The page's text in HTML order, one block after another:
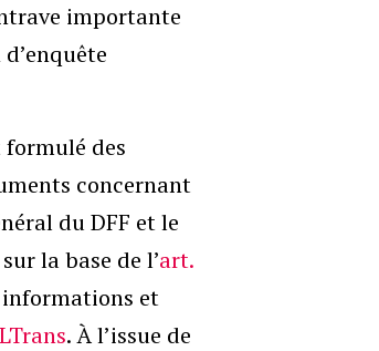
importante
des
concernant
du DFF et le
la base de l’art.
informations et
. À l’issue de